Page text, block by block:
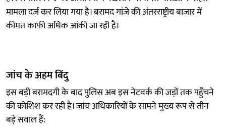
मामला दर्ज कर लिया गया है। बरामद गांजे की अंतरराष्ट्रीय बाजार में
कीमत काफी अधिक आंकी जा रही है।
जांच के अहम बिंदु
इस बड़ी बरामदगी के बाद पुलिस अब इस नेटवर्क की जड़ों तक पहुँचने
की कोशिश कर रही है। जांच अधिकारियों के सामने मुख्य रूप से तीन
बड़े सवाल हैं: